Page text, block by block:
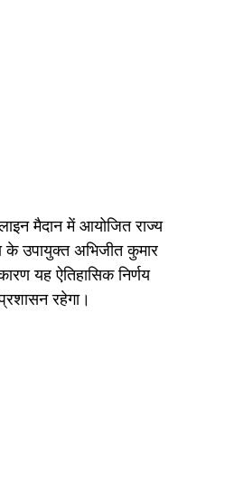
मैदान में आयोजित राज्य
के उपायुक्त अभिजीत कुमार
यह ऐतिहासिक निर्णय
रहेगा।